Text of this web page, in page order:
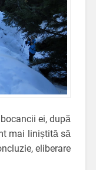
ei, după
mai liniștită să
eliberare